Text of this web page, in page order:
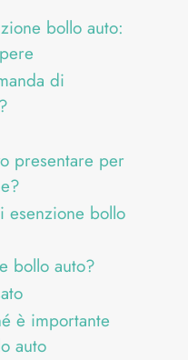
bollo auto:
di
presentare per
esenzione bollo
bollo auto?
è importante
auto